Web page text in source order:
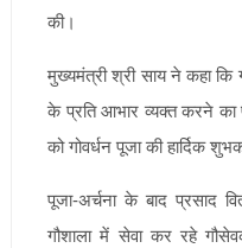
की।
मुख्यमंत्री श्री साय ने कहा कि
के प्रति आभार व्यक्त करने का
को गोवर्धन पूजा की हार्दिक
पूजा-अर्चना के बाद प्रसाद
गौशाला में सेवा कर रहे